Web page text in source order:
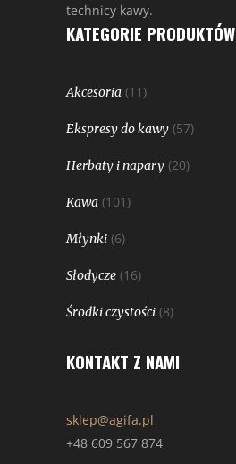
technicy kawy.
KATEGORIE PRODUKTÓW
Akcesoria (11)
Ekspresy do kawy (57)
Herbaty i napary (20)
Kawa (101)
Młynki (6)
Słodycze (16)
Środki czystości (8)
KONTAKT Z NAMI
sklep@agifa.pl
+48 609 567 874